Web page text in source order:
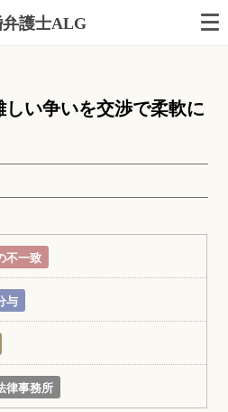
護士ALG
い争いを交渉で柔軟に
不一致
与
律事務所